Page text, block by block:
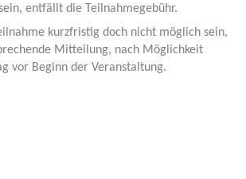
entfällt die Teilnahmegebühr.
kurzfristig doch nicht möglich sein,
Mitteilung, nach Möglichkeit
vor Beginn der Veranstaltung.